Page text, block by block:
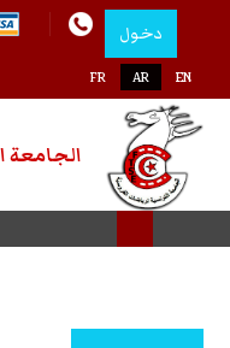
دخول
اختر لغتك
FR AR EN
الجامعة